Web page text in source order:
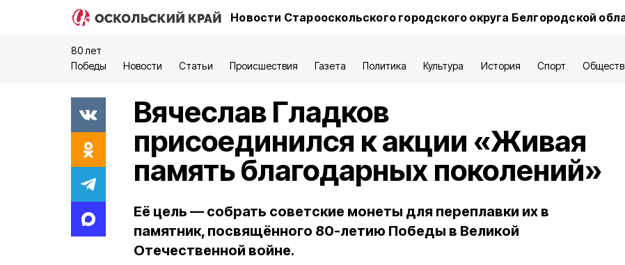
Новости Старооскольского городского округа Белгородской
80 лет
Победы
Новости Статьи Происшествия Газета Политика Культура История Спорт
Вячеслав Гладков
присоединился к акции «Живая
память благодарных поколений»
Её цель — собрать советские монеты для переплавки их в
памятник, посвящённого 80-летию Победы в Великой
Отечественной войне.